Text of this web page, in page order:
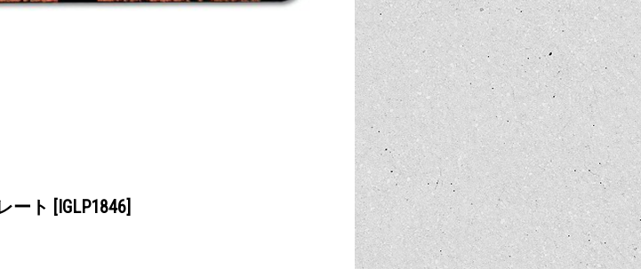
ート [IGLP1846]